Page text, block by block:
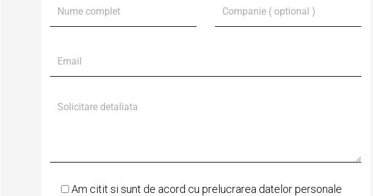
Am citit si sunt de acord cu prelucrarea datelor personale